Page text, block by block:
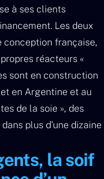
à ses clients
Les deux
conception française,
réacteurs «
sont en construction
en Argentine et au
de la soie », des
plus d’une dizaine
la soif